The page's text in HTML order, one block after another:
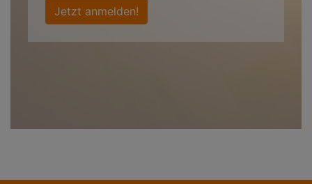
Jetzt anmelden!